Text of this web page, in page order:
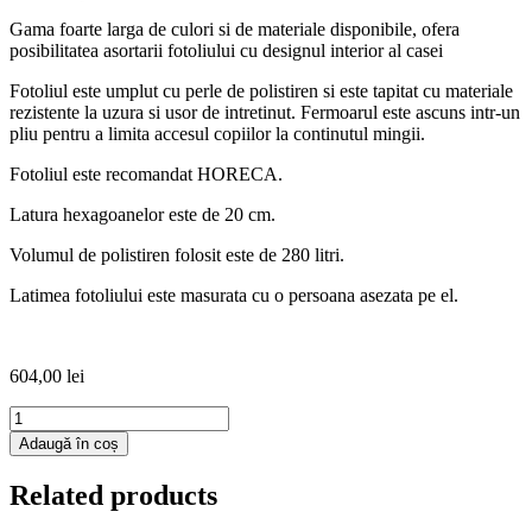
Gama foarte larga de culori si de materiale disponibile, ofera
posibilitatea asortarii fotoliului cu designul interior al casei
Fotoliul este umplut cu perle de polistiren si este tapitat cu materiale
rezistente la uzura si usor de intretinut. Fermoarul este ascuns intr-un
pliu pentru a limita accesul copiilor la continutul mingii.
Fotoliul este recomandat HORECA.
Latura hexagoanelor este de 20 cm.
Volumul de polistiren folosit este de 280 litri.
Latimea fotoliului este masurata cu o persoana asezata pe el.
604,00 lei
Cantitate
Fotoliu
puf
Ball
Adaugă în coș
Related products